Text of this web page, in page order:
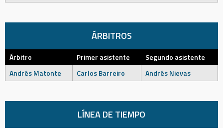
ÁRBITROS
Árbitro Primer asistente
Segundo asistente
Andrés Matonte
Carlos Barreiro Andrés Nievas
LÍNEA DE TIEMPO